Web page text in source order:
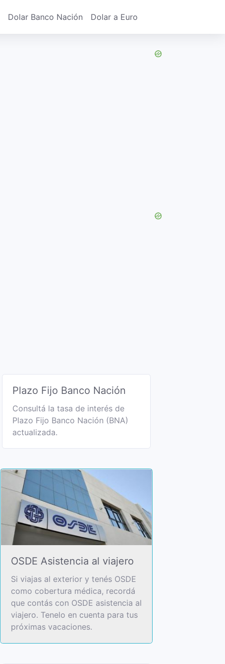
Dolar Banco Nación Dolar a Euro
Plazo Fijo Banco Nación
Consultá la tasa de interés de
Plazo Fijo Banco Nación (BNA)
actualizada.
OSDE Asistencia al viajero
Si viajas al exterior y tenés OSDE
como cobertura médica, recordá
que contás con OSDE asistencia al
viajero. Tenelo en cuenta para tus
próximas vacaciones.